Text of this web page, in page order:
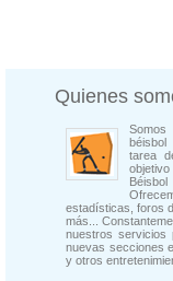
Quienes
tarea
estadísticas, foros
más...
nuestros servicios
nuevas secciones
y otros